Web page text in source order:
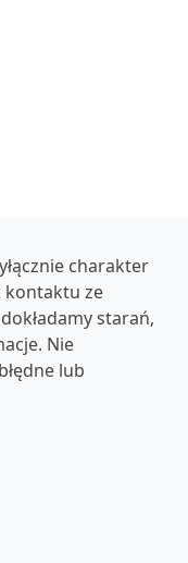
charakter
kontaktu ze
starań,
Nie
lub